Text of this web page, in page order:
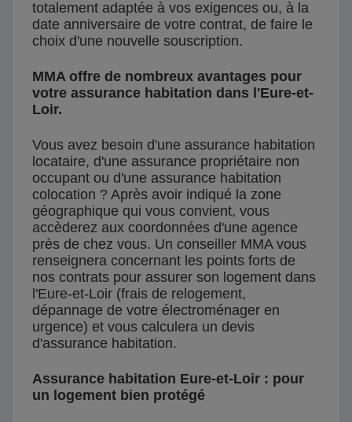
totalement adaptée à vos exigences ou, à la
date anniversaire de votre contrat, de faire le
choix d'une nouvelle souscription.
MMA offre de nombreux avantages pour
votre assurance habitation dans l'Eure-et-
Loir.
Vous avez besoin d'une assurance habitation
locataire, d'une assurance propriétaire non
occupant ou d'une assurance habitation
colocation ? Après avoir indiqué la zone
géographique qui vous convient, vous
accèderez aux coordonnées d'une agence
près de chez vous. Un conseiller MMA vous
renseignera concernant les points forts de
nos contrats pour assurer son logement dans
l'Eure-et-Loir (frais de relogement,
dépannage de votre électroménager en
urgence) et vous calculera un devis
d'assurance habitation.
Assurance habitation Eure-et-Loir : pour
un logement bien protégé